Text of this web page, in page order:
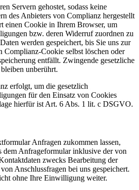
Servern gehostet, sodass keine
des Anbieters von Complianz hergestellt
einen Cookie in Ihrem Browser, um
bzw. deren Widerruf zuordnen zu
werden gespeichert, bis Sie uns zur
Complianz-Cookie selbst löschen oder
entfällt. Zwingende gesetzliche
unberührt.
erfolgt, um die gesetzlich
für den Einsatz von Cookies
hierfür ist Art. 6 Abs. 1 lit. c DSGVO.
Anfragen zukommen lassen,
dem Anfrageformular inklusive der von
zwecks Bearbeitung der
Anschlussfragen bei uns gespeichert.
ohne Ihre Einwilligung weiter.